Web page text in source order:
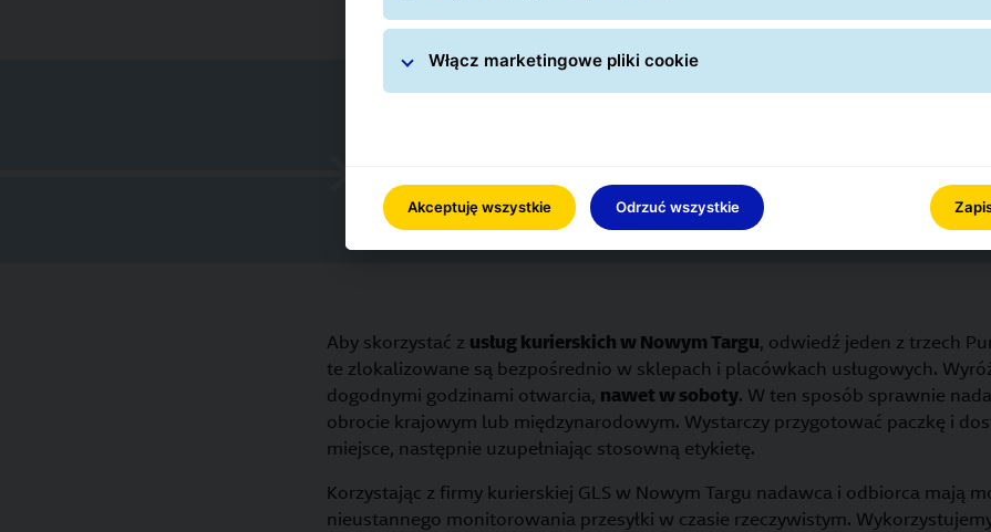
Aby skorzystać z usług kurierskich w Nowym Targu, odwiedź jeden z trzech
te zlokalizowane są bezpośrednio w sklepach i placówkach usługowych.
dogodnymi godzinami otwarcia, nawet w soboty. W ten sposób sprawnie
obrocie krajowym lub międzynarodowym. Wystarczy przygotować paczkę i
miejsce, następnie uzupełniając stosowną etykietę.
Korzystając z firmy kurierskiej GLS w Nowym Targu nadawca i odbiorca mają
nieustannego monitorowania przesyłki w czasie rzeczywistym.
Włącz marketingowe pliki cookie
Akceptuję wszystkie Odrzuć wszystkie